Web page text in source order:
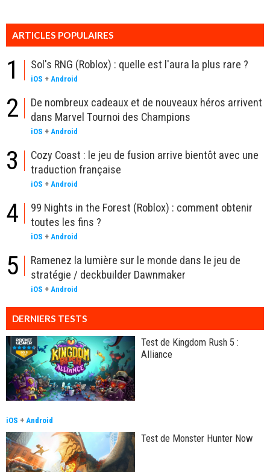
ARTICLES POPULAIRES
1 Sol's RNG (Roblox) : quelle est l'aura la plus rare ?
iOS + Android
2
De nombreux cadeaux et de nouveaux héros arrivent
dans Marvel Tournoi des Champions
iOS + Android
3
Cozy Coast : le jeu de fusion arrive bientôt avec une
traduction française
iOS + Android
4
99 Nights in the Forest (Roblox) : comment obtenir
toutes les fins ?
iOS + Android
5
Ramenez la lumière sur le monde dans le jeu de
stratégie / deckbuilder Dawnmaker
iOS + Android
DERNIERS TESTS
Test de Kingdom Rush 5 :
Alliance
iOS + Android
Test de Monster Hunter Now